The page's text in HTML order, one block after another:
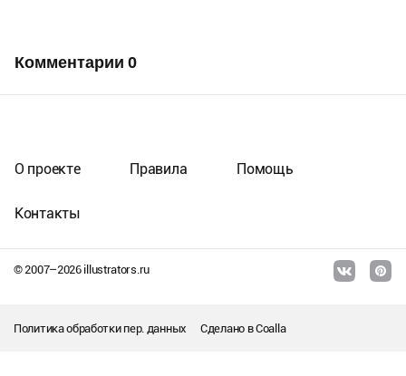
Комментарии 0
© 2007–2026illustrators.ru
О проекте Правила Помощь
Контакты
Политика обработки пер. данных Сделано вCoalla